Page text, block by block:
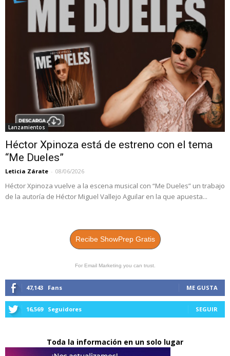
Lanzamientos
Héctor Xpinoza está de estreno con el tema
“Me Dueles”
Leticia Zárate - 08/06/2026
Héctor Xpinoza vuelve a la escena musical con “Me Dueles” un trabajo
de la autoría de Héctor Miguel Vallejo Aguilar en la que apuesta...
Recibe ShowPrep Gratis
For Email Marketing you can trust.
47,143 Fans ME GUSTA
16,569 Seguidores SEGUIR
Toda la información en un solo lugar